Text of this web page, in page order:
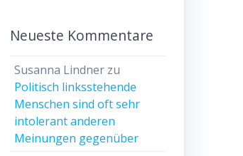
Neueste Kommentare
Susanna Lindner zu
Politisch linksstehende
Menschen sind oft sehr
intolerant anderen
Meinungen gegenüber